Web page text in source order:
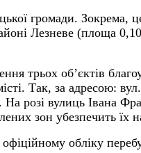
громади.
Лезневе (площа
трьох об’єктів
Так, за адресою:
розі вулиць Івана
зон убезпечить
обліку